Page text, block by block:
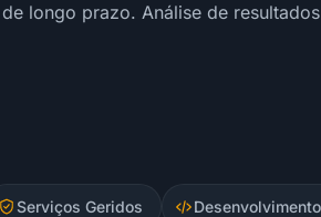
longo prazo. Análise de
Serviços Geridos